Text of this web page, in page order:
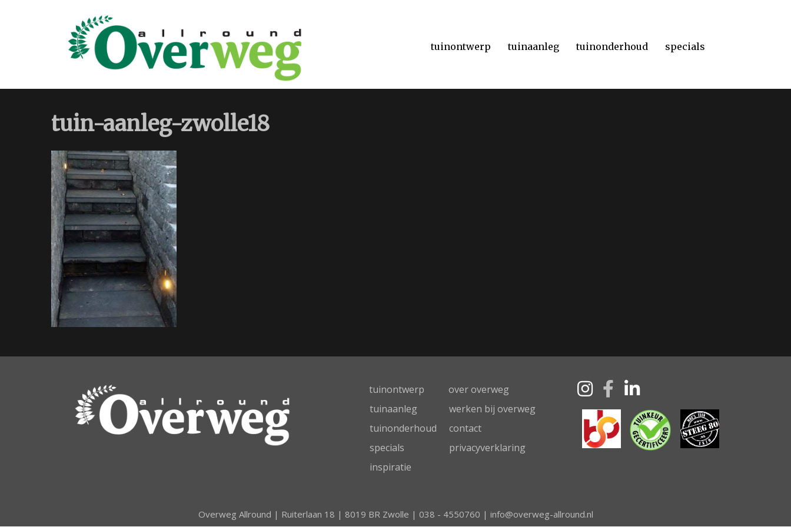
tuinontwerp tuinaanleg tuinonderhoud specials
tuin-aanleg-zwolle18
tuinontwerp
tuinaanleg
tuinonderhoud
specials
inspiratie
over overweg
werken bij overweg
contact
privacyverklaring
Overweg Allround | Ruiterlaan 18 | 8019 BR Zwolle | 038 - 4550760 | info@overweg-allround.nl